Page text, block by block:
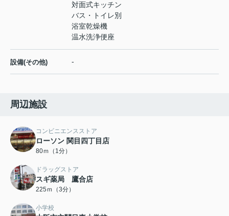
対面式キッチン
バス・トイレ別
浴室乾燥機
温水洗浄便座
設備(その他) -
周辺施設
コンビニエンスストア
ローソン 関目四丁目店
80ｍ（1分）
ドラッグストア
スギ薬局 鷹合店
225ｍ（3分）
小学校